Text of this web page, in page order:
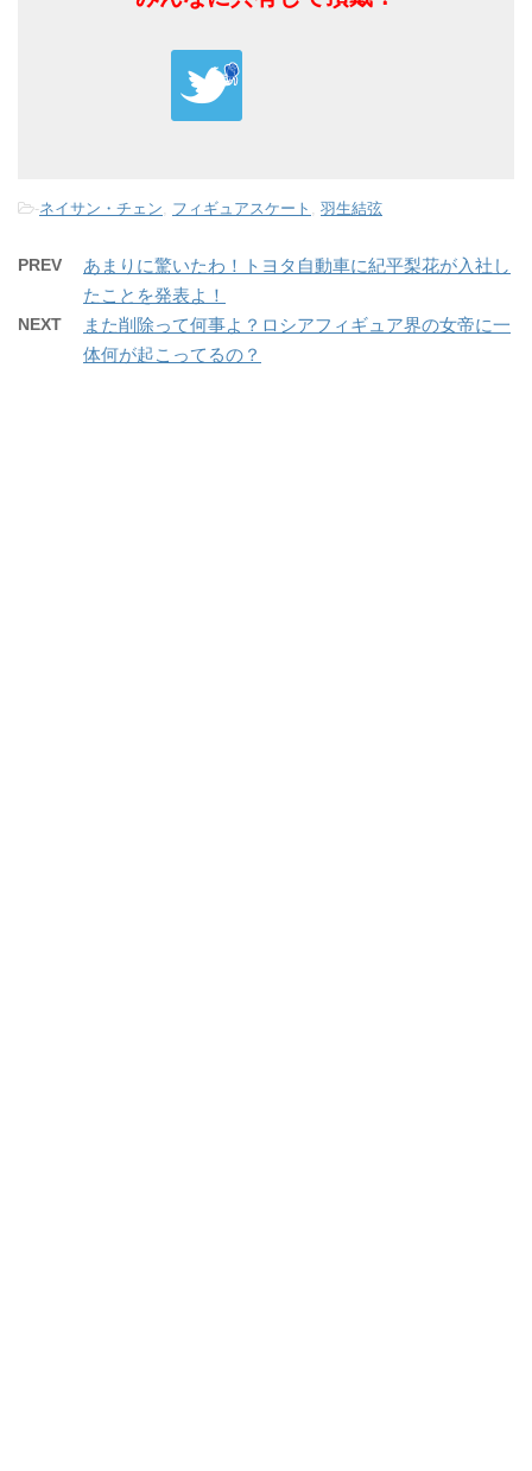
-ネイサン・チェン, フィギュアスケート , 羽生結弦
PREV
あまりに驚いたわ！トヨタ自動車に紀平梨花が入社し
たことを発表よ！
NEXT
また削除って何事よ？ロシアフィギュア界の女帝に一
体何が起こってるの？